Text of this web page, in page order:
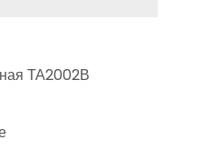
ТА2002В